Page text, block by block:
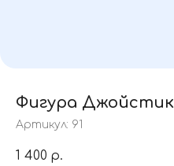
Фигура Джойстик
Артикул: 91
1 400 р.